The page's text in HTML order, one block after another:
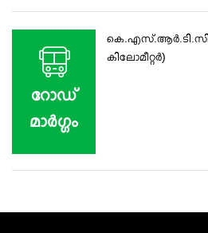
റോഡ്‌
മാര്‍ഗ്ഗം
കിലോമീറ്റർ)